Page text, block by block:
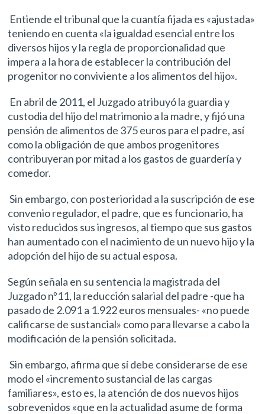
Entiende el tribunal que la cuantía fijada es «ajustada»
teniendo en cuenta «la igualdad esencial entre los
diversos hijos y la regla de proporcionalidad que
impera a la hora de establecer la contribución del
progenitor no conviviente a los alimentos del hijo».
En abril de 2011, el Juzgado atribuyó la guardia y
custodia del hijo del matrimonio a la madre, y fijó una
pensión de alimentos de 375 euros para el padre, así
como la obligación de que ambos progenitores
contribuyeran por mitad a los gastos de guardería y
comedor.
Sin embargo, con posterioridad a la suscripción de ese
convenio regulador, el padre, que es funcionario, ha
visto reducidos sus ingresos, al tiempo que sus gastos
han aumentado con el nacimiento de un nuevo hijo y la
adopción del hijo de su actual esposa.
Según señala en su sentencia la magistrada del
Juzgado nº11, la reducción salarial del padre -que ha
pasado de 2.091 a 1.922 euros mensuales- «no puede
calificarse de sustancial» como para llevarse a cabo la
modificación de la pensión solicitada.
Sin embargo, afirma que sí debe considerarse de ese
modo el «incremento sustancial de las cargas
familiares», esto es, la atención de dos nuevos hijos
sobrevenidos «que en la actualidad asume de forma